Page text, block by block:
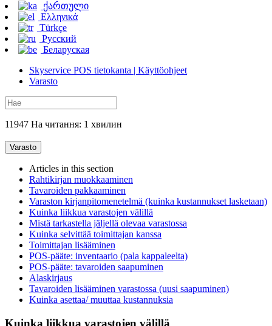
ქართული
Ελληνικά
Türkçe
Русский
Беларуская
Skyservice POS tietokanta | Käyttöohjeet
Varasto
11947 На читання: 1 хвилин
Varasto
Articles in this section
Rahtikirjan muokkaaminen
Tavaroiden pakkaaminen
Varaston kirjanpitomenetelmä (kuinka kustannukset lasketaan)
Kuinka liikkua varastojen välillä
Mistä tarkastella jäljellä olevaa varastossa
Kuinka selvittää toimittajan kanssa
Toimittajan lisääminen
POS-pääte: inventaario (pala kappaleelta)
POS-pääte: tavaroiden saapuminen
Alaskirjaus
Tavaroiden lisääminen varastossa (uusi saapuminen)
Kuinka asettaa/ muuttaa kustannuksia
Kuinka liikkua varastojen välillä